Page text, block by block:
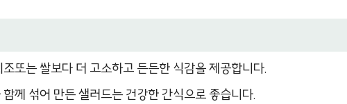
또는 쌀보다 더 고소하고 든든한 식감을 제공합니다.
께 섞어 만든 샐러드는 건강한 간식으로 좋습니다.